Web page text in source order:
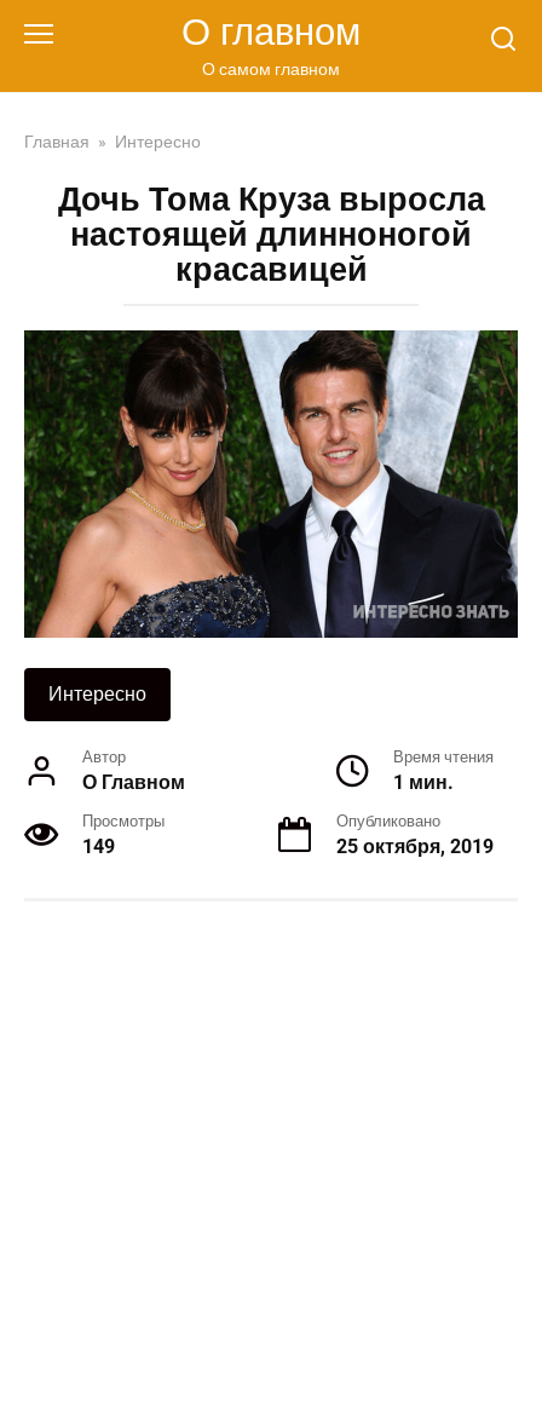
О главном
О самом главном
Главная » Интересно
Дочь Тома Круза выросла
настоящей длинноногой
красавицей
Интересно
Автор
О Главном
Время чтения
1 мин.
Просмотры
149
Опубликовано
25 октября, 2019